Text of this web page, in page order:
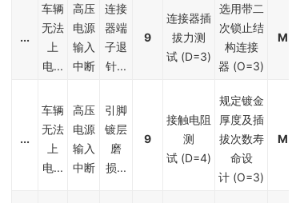
...
车辆
无法
上
电...
高压
电源
输入
中断
连接
器端
子退
针...
9
连接器插
拔力测
试 (D=3)
选用带二
次锁止结
构连接
器 (O=3)
M
...
车辆
无法
上
电...
高压
电源
输入
中断
引脚
镀层
磨
损...
9
接触电阻
测
试 (D=4)
规定镀金
厚度及插
拔次数寿
命设
计 (O=3)
M